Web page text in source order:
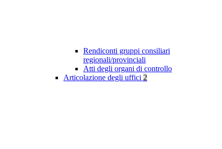
Rendiconti gruppi consiliari
regionali/provinciali
Atti degli organi di controllo
Articolazione degli uffici 2